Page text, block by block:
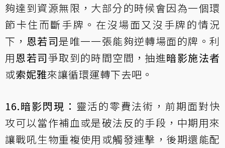
夠達到資源無限，大部分的時候會因為一個環
節卡住而斷手牌。在沒場面又沒手牌的情況
下， 恩若司是唯一一張能夠逆轉場面的牌。利
用恩若司爭取到的時間空間，抽進暗影施法者
或索妮雅來讓循環運轉下去吧。
16.暗影閃現： 靈活的零費法術，前期面對快
攻可以當作補血或是破法反的手段，中期用來
讓戰吼生物重複使用或觸發連擊，後期還能配